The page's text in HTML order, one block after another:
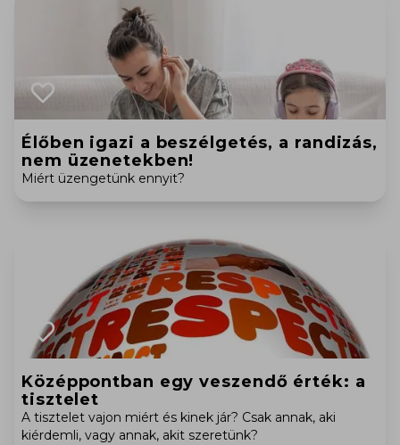
Élőben igazi a beszélgetés, a randizás,
nem üzenetekben!
Miért üzengetünk ennyit?
Középpontban egy veszendő érték: a
tisztelet
A tisztelet vajon miért és kinek jár? Csak annak, aki
kiérdemli, vagy annak, akit szeretünk?